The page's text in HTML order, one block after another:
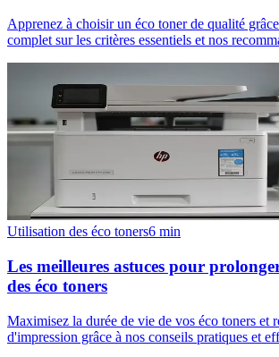
Apprenez à choisir un éco toner de qualité
complet sur les critères essentiels et nos
Utilisation des éco toners6 min
Les meilleures astuces pour
des éco toners
Maximisez la durée de vie de vos éco toners et
d'impression grâce à nos conseils pratiques et